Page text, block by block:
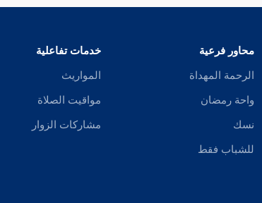
محاور فرعية
الرحمة المهداة
واحة رمضان
نسك
للشباب فقط
خدمات تفاعلية
المواريث
مواقيت الصلاة
مشاركات الزوار